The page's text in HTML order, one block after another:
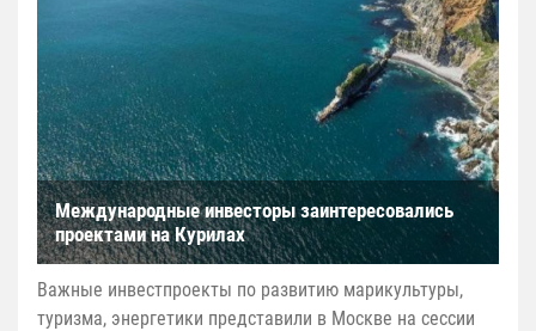
Международные инвесторы заинтересовались
проектами на Курилах
Важные инвестпроекты по развитию марикультуры,
туризма, энергетики представили в Москве на сессии